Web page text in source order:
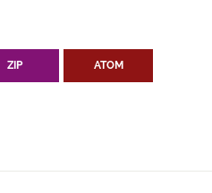
ZIP ATOM